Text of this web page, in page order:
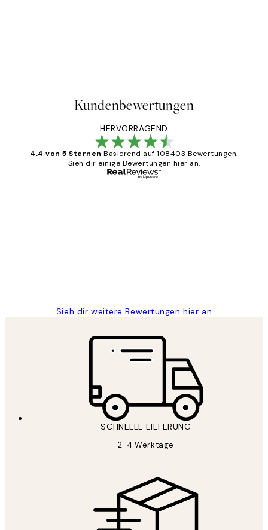
Kundenbewertungen
HERVORRAGEND
4.4 von 5 Sternen Basierend auf 108403 Bewertungen.
Sieh dir einige Bewertungen hier an.
Sieh dir weitere Bewertungen hier an
SCHNELLE LIEFERUNG
2-4 Werktage